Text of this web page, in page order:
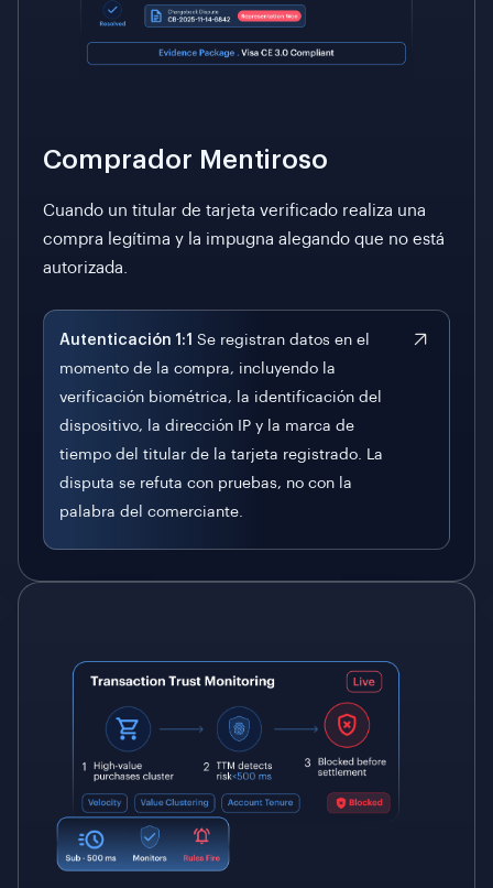
Comprador Mentiroso
Cuando un titular de tarjeta verificado realiza una
compra legítima y la impugna alegando que no está
autorizada.
Autenticación 1:1 Se registran datos en el
momento de la compra, incluyendo la
verificación biométrica, la identificación del
dispositivo, la dirección IP y la marca de
tiempo del titular de la tarjeta registrado. La
disputa se refuta con pruebas, no con la
palabra del comerciante.